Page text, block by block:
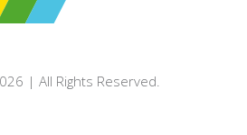
| All Rights Reserved.